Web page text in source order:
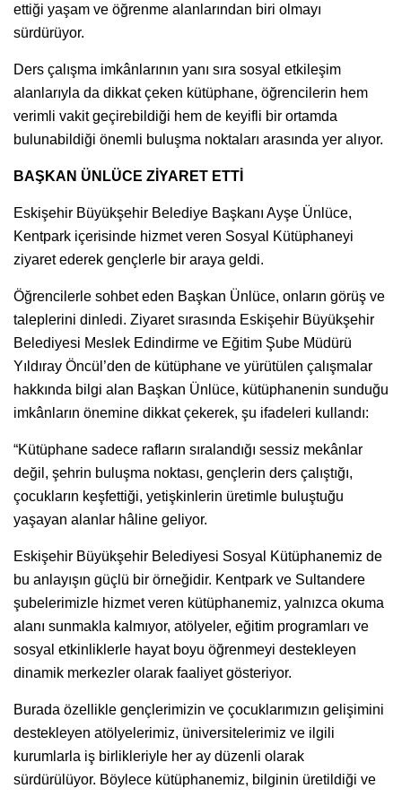
ettiği yaşam ve öğrenme alanlarından biri olmayı
sürdürüyor.
Ders çalışma imkânlarının yanı sıra sosyal etkileşim
alanlarıyla da dikkat çeken kütüphane, öğrencilerin hem
verimli vakit geçirebildiği hem de keyifli bir ortamda
bulunabildiği önemli buluşma noktaları arasında yer alıyor.
BAŞKAN ÜNLÜCE ZİYARET ETTİ
Eskişehir Büyükşehir Belediye Başkanı Ayşe Ünlüce,
Kentpark içerisinde hizmet veren Sosyal Kütüphaneyi
ziyaret ederek gençlerle bir araya geldi.
Öğrencilerle sohbet eden Başkan Ünlüce, onların görüş ve
taleplerini dinledi. Ziyaret sırasında Eskişehir Büyükşehir
Belediyesi Meslek Edindirme ve Eğitim Şube Müdürü
Yıldıray Öncül’den de kütüphane ve yürütülen çalışmalar
hakkında bilgi alan Başkan Ünlüce, kütüphanenin sunduğu
imkânların önemine dikkat çekerek, şu ifadeleri kullandı:
“Kütüphane sadece rafların sıralandığı sessiz mekânlar
değil, şehrin buluşma noktası, gençlerin ders çalıştığı,
çocukların keşfettiği, yetişkinlerin üretimle buluştuğu
yaşayan alanlar hâline geliyor.
Eskişehir Büyükşehir Belediyesi Sosyal Kütüphanemiz de
bu anlayışın güçlü bir örneğidir. Kentpark ve Sultandere
şubelerimizle hizmet veren kütüphanemiz, yalnızca okuma
alanı sunmakla kalmıyor, atölyeler, eğitim programları ve
sosyal etkinliklerle hayat boyu öğrenmeyi destekleyen
dinamik merkezler olarak faaliyet gösteriyor.
Burada özellikle gençlerimizin ve çocuklarımızın gelişimini
destekleyen atölyelerimiz, üniversitelerimiz ve ilgili
kurumlarla iş birlikleriyle her ay düzenli olarak
sürdürülüyor. Böylece kütüphanemiz, bilginin üretildiği ve